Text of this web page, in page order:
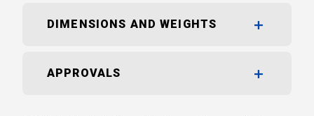
DIMENSIONS AND WEIGHTS
APPROVALS